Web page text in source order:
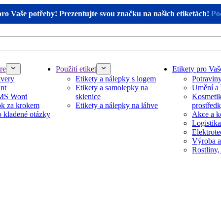
Vaše potřeby! Prezentujte svou značku na našich etiketách!
Word
za krokem
kladené otázky
Použití etiket
Etikety a nálepky s logem
Etikety a samolepky na
sklenice
Etikety a nálepky na láhve
Etikety pro
Umění a
Akce a
Výroba